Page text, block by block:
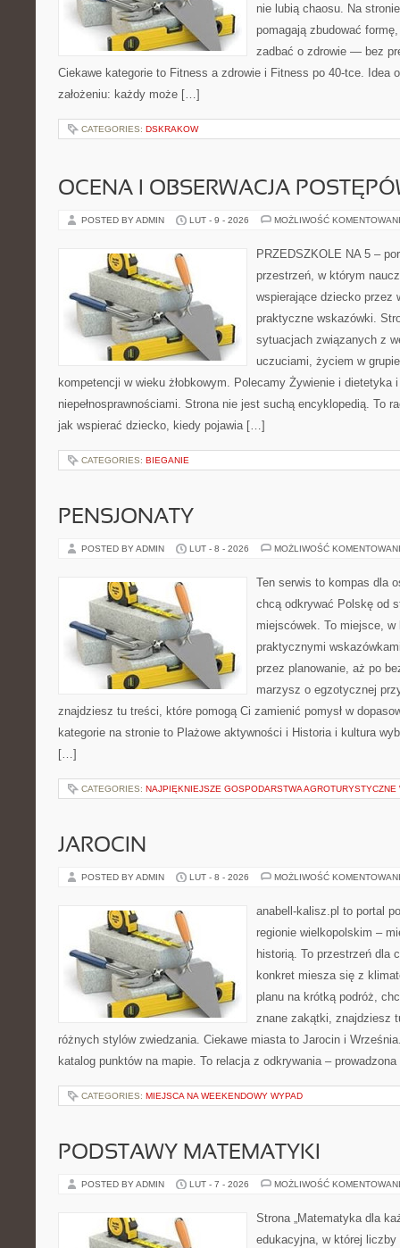
nie lubią chaosu. Na
pomagają zbudować
zadbać o zdrowie — bez
Ciekawe kategorie to Fitness a zdrowie i Fitness po 40-tce. Idea
założeniu: każdy może […]
CATEGORIES: DSKRAKOW
OCENA I OBSERWACJA
POSTED BY ADMIN LUT - 9 - 2026 MOŻLIWOŚĆ
PRZEDSZKOLE NA 5 –
przestrzeń, w którym
wspierające dziecko przez
praktyczne wskazówki.
sytuacjach związanych z
uczuciami, życiem w
kompetencji w wieku żłobkowym. Polecamy Żywienie i dietetyka
niepełnosprawnościami. Strona nie jest suchą encyklopedią. To
jak wspierać dziecko, kiedy pojawia […]
CATEGORIES: BIEGANIE
PENSJONATY
POSTED BY ADMIN LUT - 8 - 2026 MOŻLIWOŚĆ
Ten serwis to kompas dla
chcą odkrywać Polskę od
miejscówek. To miejsce,
praktycznymi
przez planowanie, aż po
marzysz o egzotycznej
znajdziesz tu treści, które pomogą Ci zamienić pomysł w
kategorie na stronie to Plażowe aktywności i Historia i kultura
[…]
CATEGORIES: NAJPIĘKNIEJSZE GOSPODARSTWA AGROTURYSTYCZNE
JAROCIN
POSTED BY ADMIN LUT - 8 - 2026 MOŻLIWOŚĆ
anabell-kalisz.pl to portal
regionie wielkopolskim –
historią. To przestrzeń dla
konkret miesza się z
planu na krótką podróż,
znane zakątki, znajdziesz
różnych stylów zwiedzania. Ciekawe miasta to Jarocin i
katalog punktów na mapie. To relacja z odkrywania –
CATEGORIES: MIEJSCA NA WEEKENDOWY WYPAD
PODSTAWY MATEMATYKI
POSTED BY ADMIN LUT - 7 - 2026 MOŻLIWOŚĆ
Strona „Matematyka dla
edukacyjna, w której